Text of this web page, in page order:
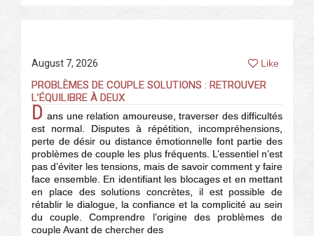
August 7, 2026 Like
PROBLÈMES DE COUPLE SOLUTIONS : RETROUVER
L’ÉQUILIBRE À DEUX
D ans une relation amoureuse, traverser des difficultés
est normal. Disputes à répétition, incompréhensions,
perte de désir ou distance émotionnelle font partie des
problèmes de couple les plus fréquents. L’essentiel n’est
pas d’éviter les tensions, mais de savoir comment y faire
face ensemble. En identifiant les blocages et en mettant
en place des solutions concrètes, il est possible de
rétablir le dialogue, la confiance et la complicité au sein
du couple. Comprendre l’origine des problèmes de
couple Avant de chercher des